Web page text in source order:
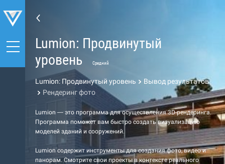
Lumion: Продвинутый
уровень
Средний
Lumion: Продвинутый уровень
Вывод результатов
Рендеринг фото
Lumion — это программа для осуществления 3D-рендеринга.
Программа поможет вам быстро создать визуализацию
моделей зданий и сооружений.
Lumion содержит инструменты для создания фото, видео и
панорам. Смотрите свои проекты в контексте реального